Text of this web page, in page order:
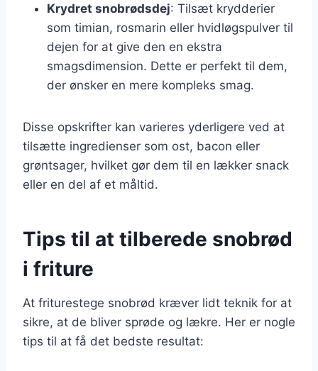
Krydret snobrødsdej: Tilsæt krydderier
som timian, rosmarin eller hvidløgspulver til
dejen for at give den en ekstra
smagsdimension. Dette er perfekt til dem,
der ønsker en mere kompleks smag.
Disse opskrifter kan varieres yderligere ved at
tilsætte ingredienser som ost, bacon eller
grøntsager, hvilket gør dem til en lækker snack
eller en del af et måltid.
Tips til at tilberede snobrød
i friture
At friturestege snobrød kræver lidt teknik for at
sikre, at de bliver sprøde og lækre. Her er nogle
tips til at få det bedste resultat: